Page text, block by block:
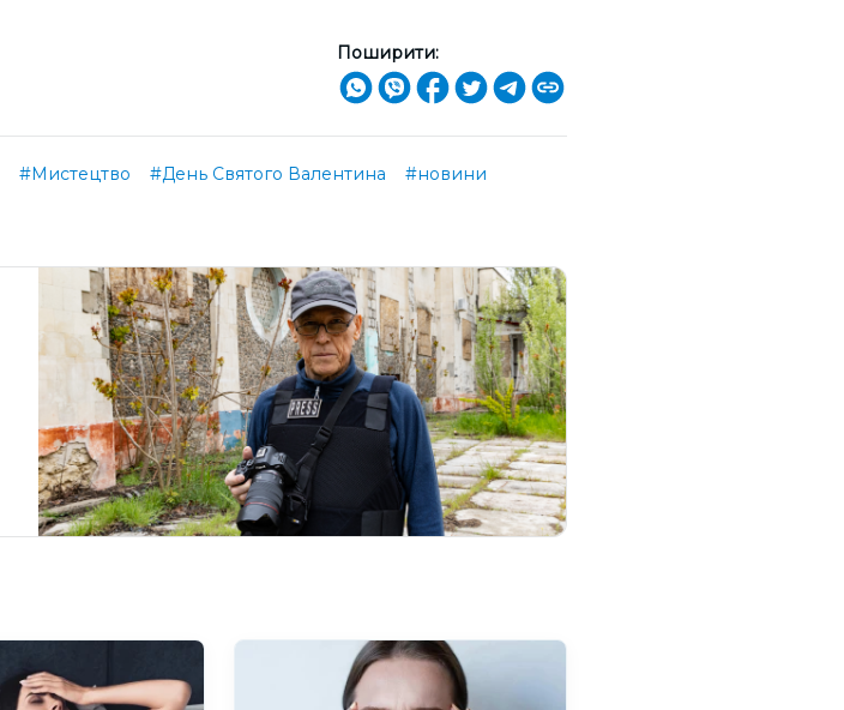
Поширити:
#Мистецтво #День Святого Валентина
#новини